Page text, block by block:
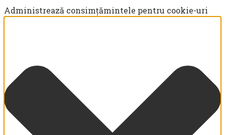
Administrează consimțămintele pentru cookie-uri